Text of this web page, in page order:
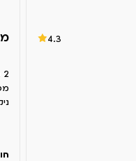
4.3
2 ב-1 גם מטאטא וגם מגב